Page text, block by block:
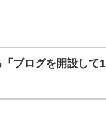
ブログを開設して